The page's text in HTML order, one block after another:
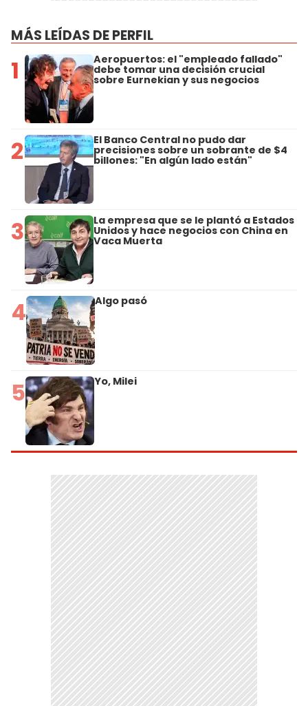
MÁS LEÍDAS DE PERFIL
1 Aeropuertos: el "empleado fallado"
debe tomar una decisión crucial
sobre Eurnekian y sus negocios
2 El Banco Central no pudo dar
precisiones sobre un sobrante de $4
billones: "En algún lado están"
3 La empresa que se le plantó a Estados
Unidos y hace negocios con China en
Vaca Muerta
4 Algo pasó
5 Yo, Milei